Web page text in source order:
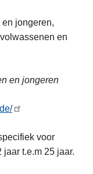
jongeren,
en
en jongeren
voor
t.e.m 25 jaar.